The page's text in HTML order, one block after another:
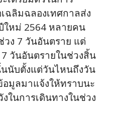
ฉลิมฉลองเทศกาลส่ง
ใหม่ 2564 หลายคน
วง 7 วันอันตราย แต่
วันอันตรายในช่วงสิ้น
นับตั้งแต่วันไหนถึงวัน
มูลมาแจ้งให้ทราบนะ
ในการเดินทางในช่วง